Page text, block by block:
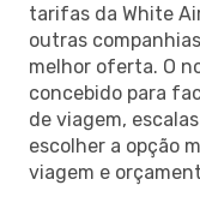
tarifas da White
outras
melhor oferta. O
concebido para
de viagem,
escolher a opção
viagem e